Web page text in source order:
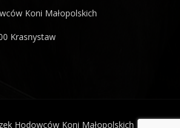
Koni Małopolskich
Krasnystaw
Hodowców Koni Małopolskich | made